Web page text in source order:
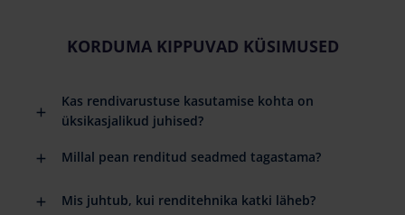
KORDUMA KIPPUVAD KÜSIMUSED
Kas rendivarustuse kasutamise kohta on
üksikasjalikud juhised?
Millal pean renditud seadmed tagastama?
Mis juhtub, kui renditehnika katki läheb?